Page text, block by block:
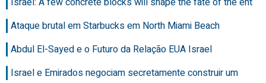
Ataque brutal em Starbucks em North Miami Beach
Abdul El-Sayed e o Futuro da Relação EUA Israel
Israel e Emirados negociam secretamente construir um